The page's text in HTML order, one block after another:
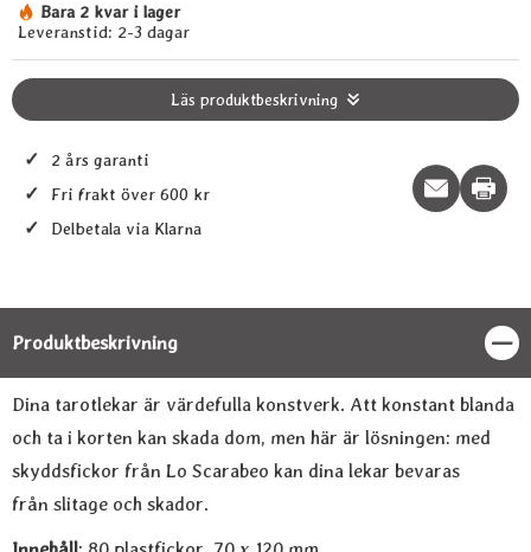
Tillgänglighet:
Bara 2 kvar i lager
Leveranstid: 2-3 dagar
Läs produktbeskrivning
✓ 2 års garanti
✓ Fri frakt över 600 kr
✓ Delbetala via Klarna
Print
Produktbeskrivning
Produktbeskrivning
Dina tarotlekar är värdefulla konstverk. Att konstant blanda
och ta i korten kan skada dom, men här är lösningen: med
skyddsfickor från Lo Scarabeo kan dina lekar bevaras
från slitage och skador.